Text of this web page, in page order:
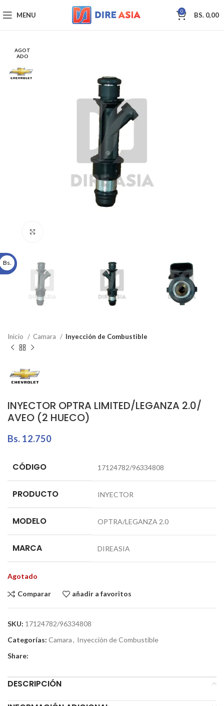
MENU 0 BS. 0,00
AGOT
ADO
Inicio Camara Inyección de Combustible
INYECTOR OPTRA LIMITED/LEGANZA 2.0/
AVEO (2 HUECO)
Bs. 12.750
CÓDIGO 17124782/96334808
PRODUCTO INYECTOR
MODELO OPTRA/LEGANZA 2.0
MARCA DIREASIA
Agotado
Comparar añadir a favoritos
SKU: 17124782/96334808
Categorías: Camara, Inyección de Combustible
Share:
DESCRIPCIÓN
Bs.